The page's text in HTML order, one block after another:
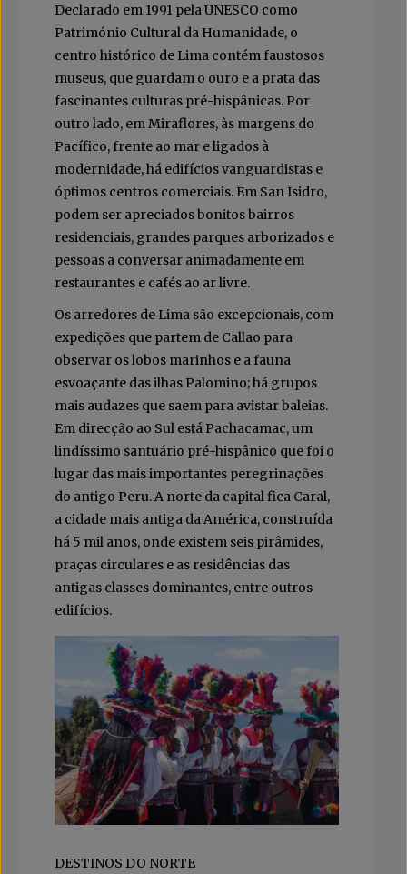
Declarado em 1991 pela UNESCO como
Património Cultural da Humanidade, o
centro histórico de Lima contém faustosos
museus, que guardam o ouro e a prata das
fascinantes culturas pré-hispânicas. Por
outro lado, em Miraflores, às margens do
Pacífico, frente ao mar e ligados à
modernidade, há edifícios vanguardistas e
óptimos centros comerciais. Em San Isidro,
podem ser apreciados bonitos bairros
residenciais, grandes parques arborizados e
pessoas a conversar animadamente em
restaurantes e cafés ao ar livre.
Os arredores de Lima são excepcionais, com
expedições que partem de Callao para
observar os lobos marinhos e a fauna
esvoaçante das ilhas Palomino; há grupos
mais audazes que saem para avistar baleias.
Em direcção ao Sul está Pachacamac, um
lindíssimo santuário pré-hispânico que foi o
lugar das mais importantes peregrinações
do antigo Peru. A norte da capital fica Caral,
a cidade mais antiga da América, construída
há 5 mil anos, onde existem seis pirâmides,
praças circulares e as residências das
antigas classes dominantes, entre outros
edifícios.
DESTINOS DO NORTE